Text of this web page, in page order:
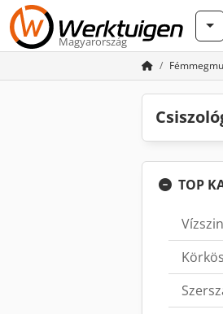
Magyarország
TOP